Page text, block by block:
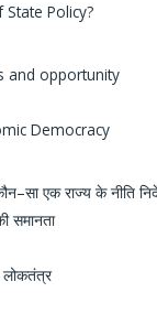
Policy?
and opportunity
Democracy
–सा एक राज्य के नीति
समानता
लोकतंत्र